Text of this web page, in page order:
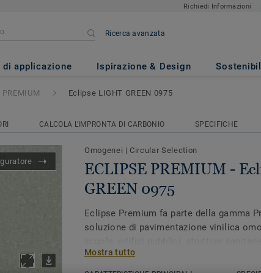
Richiedi Informazioni
Ricerca avanzata
di applicazione Ispirazione & Design
- Eclipse LIGHT GREEN
PREMIUM Eclipse LIGHT GREEN 0975
CALCOLA L'IMPRONTA DI CARBONIO SPECIFICHE
Omogenei | Circular Selection
ECLIPSE PREMIUM -
GREEN 0975
Eclipse Premium fa parte della gamma
soluzione di pavimentazione vinilica
nutrono e ci proteggono per tutta la vita.
Mostra tutto